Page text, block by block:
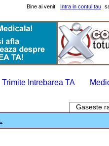
Bine ai venit! Intra in contul tau
Trimite Intrebarea TA